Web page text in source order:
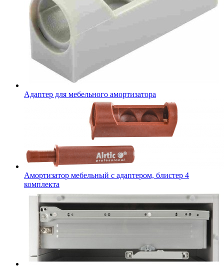
Адаптер для мебельного амортизатора
Амортизатор мебельный с адаптером, блистер 4
комплекта